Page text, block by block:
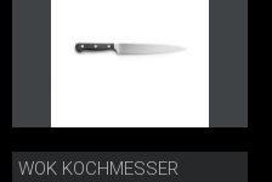
WOK KOCHMESSER